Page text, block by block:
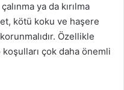
ya da kırılma
kötü koku ve haşere
Özellikle
çok daha önemli